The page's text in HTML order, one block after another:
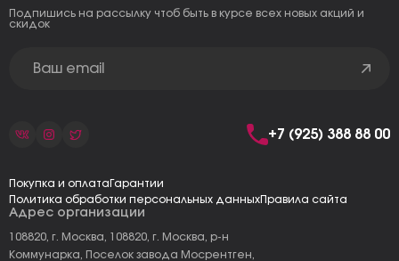
Адрес организации
108820, г. Москва, 108820, г. Москва, р-н
Коммунарка, Поселок завода Мосрентген,
Подпишись на рассылку чтоб быть в курсе всех новых акций и
скидок
+7 (925) 388 88 00
Покупка и оплата Гарантии
Политика обработки персональных данныхПравила сайта